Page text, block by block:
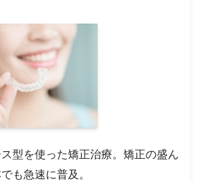
型を使った矯正治療。矯正の盛ん
も急速に普及。